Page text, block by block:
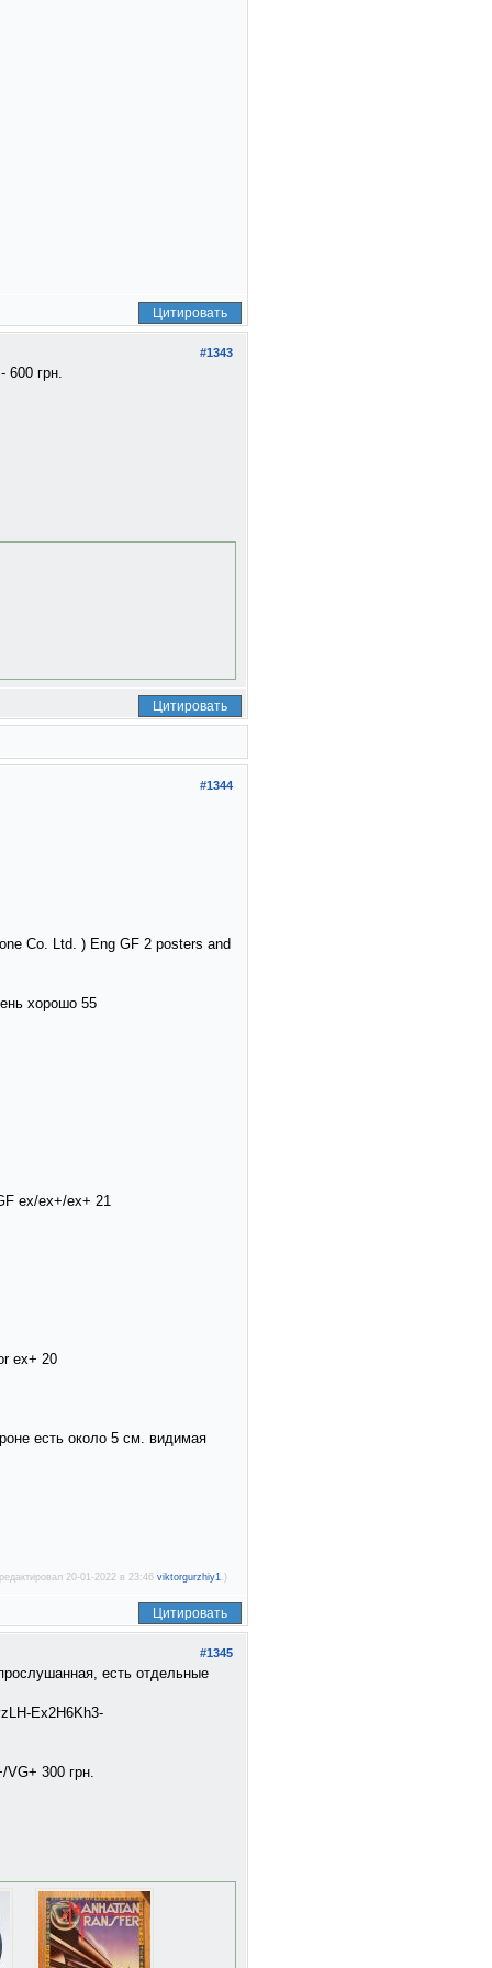
Цитировать
#1343
600 грн.
Цитировать
#1344
Co. Ltd. ) Eng GF 2 posters and
хорошо 55
ex/ex+/ex+ 21
ex+ 20
есть около 5 см. видимая
20-01-2022 в 23:46 viktorgurzhiy1.)
Цитировать
#1345
есть отдельные
Ex2H6Kh3-
VG+ 300 грн.